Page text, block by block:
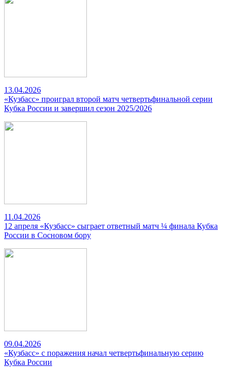
13.04.2026
«Кузбасс» проиграл второй матч четвертьфинальной серии
Кубка России и завершил сезон 2025/2026
11.04.2026
12 апреля «Кузбасс» сыграет ответный матч ¼ финала Кубка
России в Сосновом бору
09.04.2026
«Кузбасс» с поражения начал четвертьфинальную серию
Кубка России